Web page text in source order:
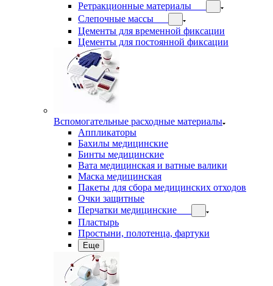
Ретракционные материалы
Слепочные массы
Цементы для временной фиксации
Цементы для постоянной фиксации
Вспомогательные расходные материалы
Аппликаторы
Бахилы медицинские
Бинты медицинские
Вата медицинская и ватные валики
Маска медицинская
Пакеты для сбора медицинских отходов
Очки защитные
Перчатки медицинские
Пластырь
Простыни, полотенца, фартуки
Еще